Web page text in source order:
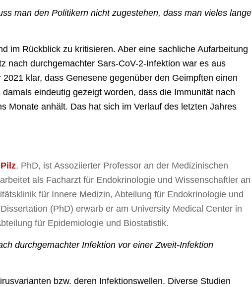
man den Politikern nicht zugestehen, dass man vieles lange
im Rückblick zu kritisieren. Aber eine sachliche Aufarbeitung
nach durchgemachter Sars-CoV-2-Infektion war es aus
klar, dass Genesene gegenüber den Geimpften einen
eindeutig gezeigt worden, dass die Immunität nach
Monate anhält. Das hat sich im Verlauf des letzten Jahres
, PhD, ist Assoziierter Professor an der Medizinischen
als Facharzt für Endokrinologie und Wissenschaftler an
für Innere Medizin, Abteilung für Endokrinologie und
(PhD) erwarb er am University Medical Center in
für Epidemiologie und Biostatistik.
durchgemachter Infektion vor einer Zweit-Infektion
bzw. deren Infektionswellen. Diverse Studien